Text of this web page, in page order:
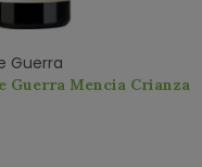
Guerra
Guerra Mencia Crianza